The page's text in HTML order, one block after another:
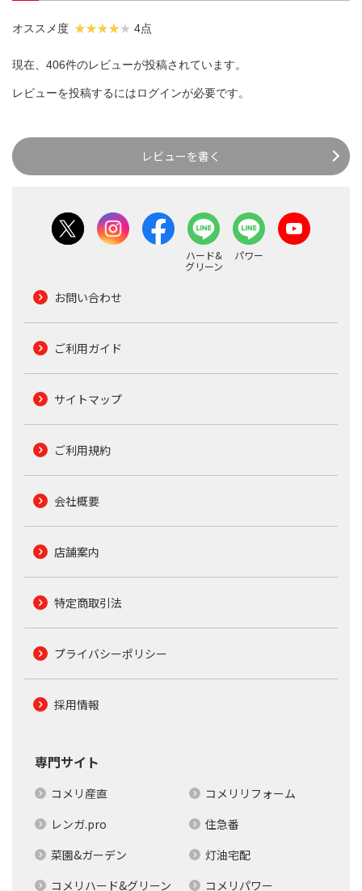
オススメ度 4点
現在、406件のレビューが投稿されています。
レビューを投稿するにはログインが必要です。
レビューを書く
ハード&
グリーン
パワー
お問い合わせ
ご利用ガイド
サイトマップ
ご利用規約
会社概要
店舗案内
特定商取引法
プライバシーポリシー
採用情報
専門サイト
コメリ産直
コメリリフォーム
レンガ.pro
住急番
菜園&ガーデン
灯油宅配
コメリハード&グリーン
コメリパワー